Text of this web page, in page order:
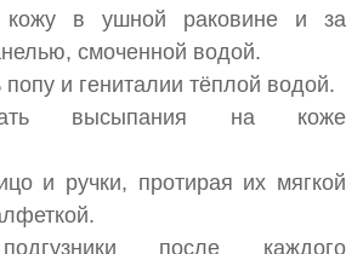
кожу в ушной раковине и за
смоченной водой.
и гениталии тёплой водой.
высыпания на коже
и ручки, протирая их мягкой
после каждого